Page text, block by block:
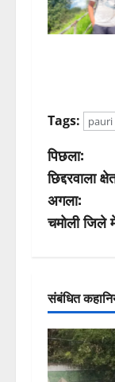
Tags: pauri
पो
स्ट
ने
गे
श
न
पिछला:
छिद्दरवाला
अगला:
चमोली जिले
संबंधित